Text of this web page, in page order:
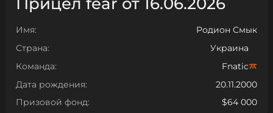
Имя:
Родион Смык
Страна:
Украина
Команда:
Fnatic
Дата рождения:
20.11.2000
Призовой фонд:
$64 000